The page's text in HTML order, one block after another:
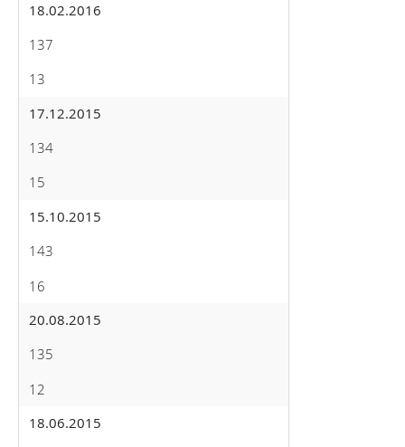
18.02.2016
137
13
17.12.2015
134
15
15.10.2015
143
16
20.08.2015
135
12
18.06.2015